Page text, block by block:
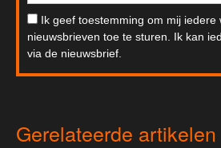
Ik geef toestemming om mij iedere
nieuwsbrieven toe te sturen. Ik kan
via de nieuwsbrief.
Gerelateerde artikelen